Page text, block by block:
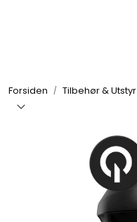
Forsiden Tilbehør & Utstyr
Nyheter
Treningstilskudd
Tilbehør & Utstyr